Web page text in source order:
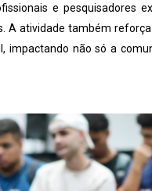
e pesquisadores
A atividade também
impactando não só a